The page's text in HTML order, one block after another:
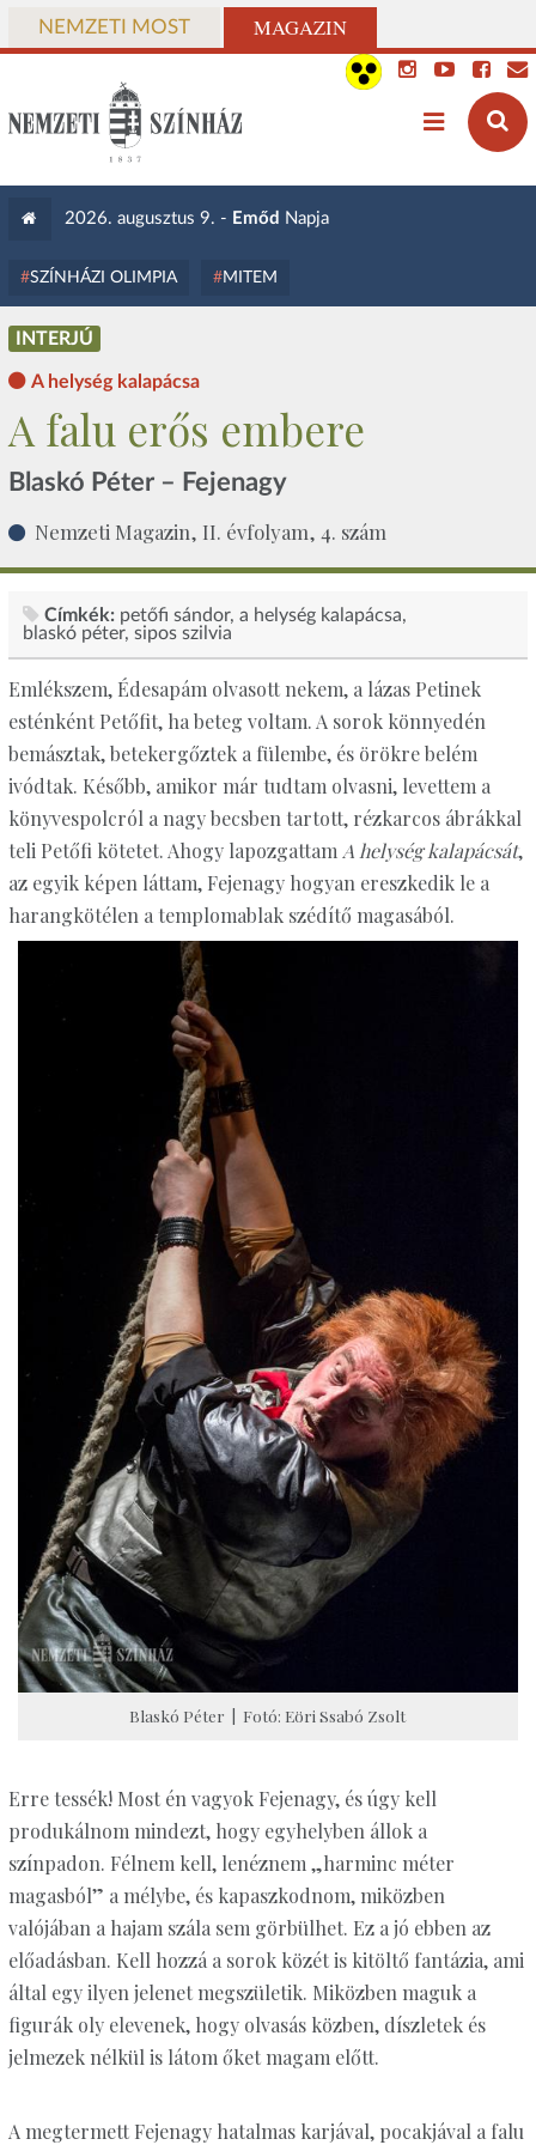
NEMZETI MOST MAGAZIN
2026. augusztus 9. - Emőd Napja
SZÍNHÁZI OLIMPIA MITEM
INTERJÚ
A helység kalapácsa
A falu erős embere
Blaskó Péter – Fejenagy
Nemzeti Magazin, II. évfolyam, 4. szám
Címkék: petőfi sándor a helység kalapácsa
blaskó péter sipos szilvia
Emlékszem, Édesapám olvasott nekem, a lázas Petinek
esténként Petőfit, ha beteg voltam. A sorok könnyedén
bemásztak, betekergőztek a fülembe, és örökre belém
ivódtak. Később, amikor már tudtam olvasni, levettem a
könyvespolcról a nagy becsben tartott, rézkarcos ábrákkal
teli Petőfi kötetet. Ahogy lapozgattamA helység kalapácsát,
az egyik képen láttam, Fejenagy hogyan ereszkedik le a
harangkötélen a templomablak szédítő magasából.
Blaskó Péter | Fotó: Eöri Ssabó Zsolt
Erre tessék! Most én vagyok Fejenagy, és úgy kell
produkálnom mindezt, hogy egyhelyben állok a
színpadon. Félnem kell, lenéznem „harminc méter
magasból” a mélybe, és kapaszkodnom, miközben
valójában a hajam szála sem görbülhet. Ez a jó ebben az
előadásban. Kell hozzá a sorok közét is kitöltő fantázia, ami
által egy ilyen jelenet megszületik. Miközben maguk a
figurák oly elevenek, hogy olvasás közben, díszletek és
jelmezek nélkül is látom őket magam előtt.
A megtermett Fejenagy hatalmas karjával, pocakjával a falu